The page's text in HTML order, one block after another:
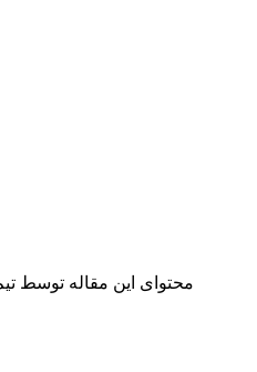
محتوای این مقاله توسط